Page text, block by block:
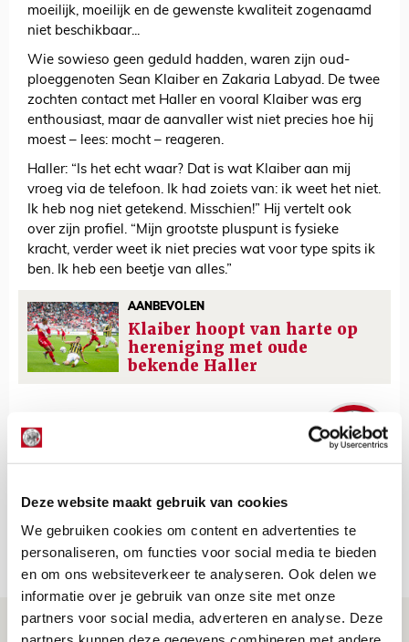
Deze website maakt gebruik van cookies
We gebruiken cookies om content en advertenties te
personaliseren, om functies voor social media te bieden
en om ons websiteverkeer te analyseren. Ook delen we
informatie over je gebruik van onze site met onze
partners voor social media, adverteren en analyse. Deze
moeilijk, moeilijk en de gewenste kwaliteit zogenaamd
niet beschikbaar...
Wie sowieso geen geduld hadden, waren zijn oud-
ploeggenoten Sean Klaiber en Zakaria Labyad. De twee
zochten contact met Haller en vooral Klaiber was erg
enthousiast, maar de aanvaller wist niet precies hoe hij
moest – lees: mocht – reageren.
Haller: “Is het echt waar? Dat is wat Klaiber aan mij
vroeg via de telefoon. Ik had zoiets van: ik weet het niet.
Ik heb nog niet getekend. Misschien!” Hij vertelt ook
over zijn profiel. “Mijn grootste pluspunt is fysieke
kracht, verder weet ik niet precies wat voor type spits ik
ben. Ik heb een beetje van alles.”
AANBEVOLEN
Klaiber hoopt van harte op
hereniging met oude
bekende Haller
Bekijk alle berichten van De Redactie
Net binnen //
Word ballenjongen of -meid bij Jong